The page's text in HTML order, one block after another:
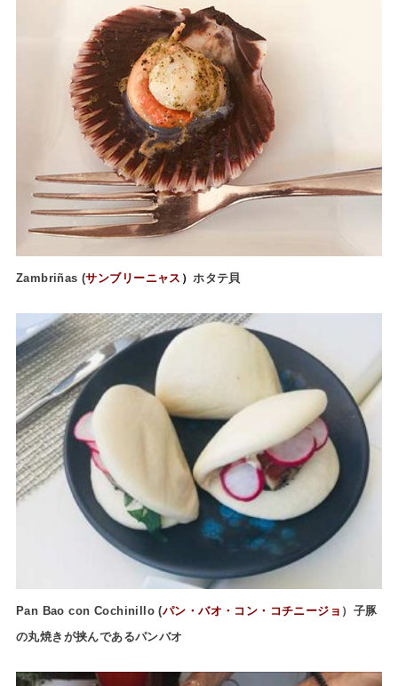
Zambriñas (サンブリーニャス ）ホタテ貝
Pan Bao con Cochinillo (パン・バオ・コン・コチニージョ ）子豚
の丸焼きが挟んであるパンバオ